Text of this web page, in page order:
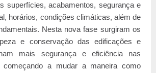
superfícies, acabamentos, segurança e
horários, condições climáticas, além de
Nesta nova fase surgiram os
e conservação das edificações e
mais segurança e eficiência nas
começando a mudar a maneira como